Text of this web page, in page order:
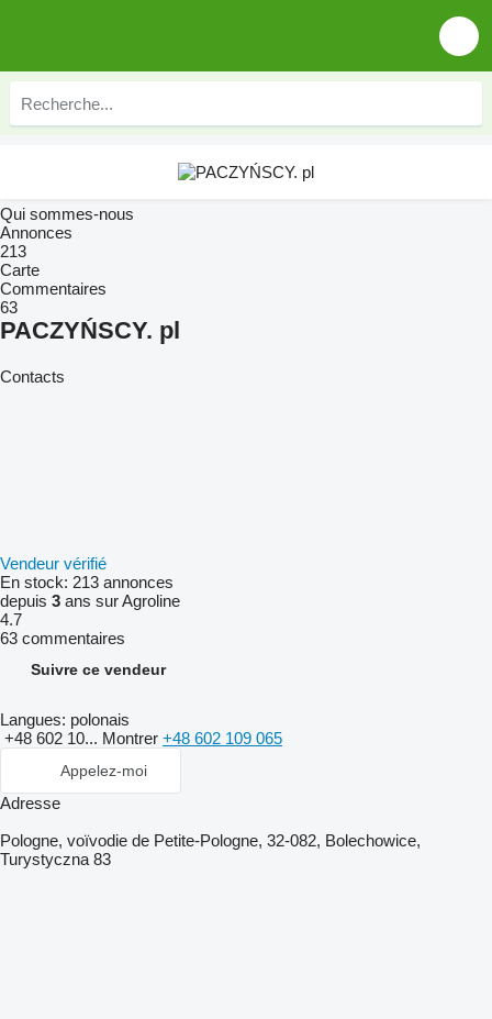
Qui sommes-nous
Annonces
213
Carte
Commentaires
63
PACZYŃSCY. pl
Contacts
Vendeur vérifié
En stock: 213 annonces
depuis 3 ans sur Agroline
4.7
63 commentaires
Suivre ce vendeur
Langues: polonais
+48 602 10... Montrer +48 602 109 065
Appelez-moi
Adresse
Pologne, voïvodie de Petite-Pologne, 32-082, Bolechowice,
Turystyczna 83